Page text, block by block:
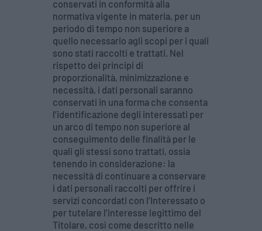
conservati in conformità alla
normativa vigente in materia, per un
periodo di tempo non superiore a
quello necessario agli scopi per i quali
sono stati raccolti e trattati. Nel
rispetto dei principi di
proporzionalità, minimizzazione e
necessità, i dati personali saranno
conservati in una forma che consenta
l’identificazione degli interessati per
un arco di tempo non superiore al
conseguimento delle finalità per le
quali gli stessi sono trattati, ossia
tenendo in considerazione: la
necessità di continuare a conservare
i dati personali raccolti per offrire i
servizi concordati con l’Interessato o
per tutelare l’interesse legittimo del
Titolare, così come descritto nelle